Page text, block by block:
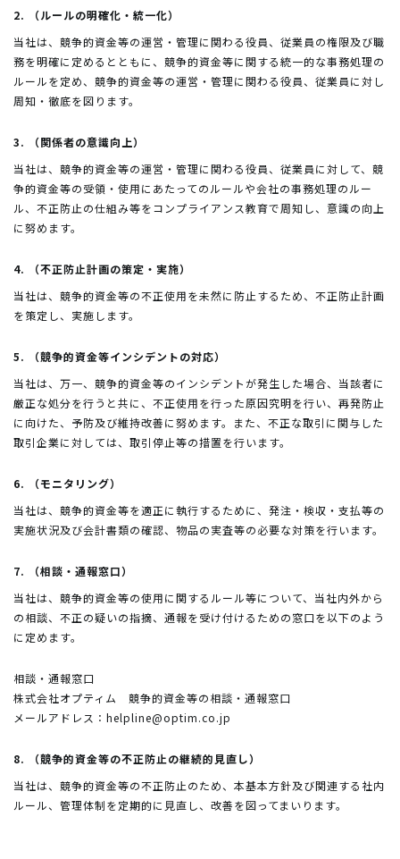
2. （ルールの明確化・統一化）
当社は、競争的資金等の運営・管理に関わる役員、従業員の権限及び職
務を明確に定めるとともに、競争的資金等に関する統一的な事務処理の
ルールを定め、競争的資金等の運営・管理に関わる役員、従業員に対し
周知・徹底を図ります。
3. （関係者の意識向上）
当社は、競争的資金等の運営・管理に関わる役員、従業員に対して、競
争的資金等の受領・使用にあたってのルールや会社の事務処理のルー
ル、不正防止の仕組み等をコンプライアンス教育で周知し、意識の向上
に努めます。
4. （不正防止計画の策定・実施）
当社は、競争的資金等の不正使用を未然に防止するため、不正防止計画
を策定し、実施します。
5. （競争的資金等インシデントの対応）
当社は、万一、競争的資金等のインシデントが発生した場合、当該者に
厳正な処分を行うと共に、不正使用を行った原因究明を行い、再発防止
に向けた、予防及び維持改善に努めます。また、不正な取引に関与した
取引企業に対しては、取引停止等の措置を行います。
6. （モニタリング）
当社は、競争的資金等を適正に執行するために、発注・検収・支払等の
実施状況及び会計書類の確認、物品の実査等の必要な対策を行います。
7. （相談・通報窓口）
当社は、競争的資金等の使用に関するルール等について、当社内外から
の相談、不正の疑いの指摘、通報を受け付けるための窓口を以下のよう
に定めます。
相談・通報窓口
株式会社オプティム 競争的資金等の相談・通報窓口
メールアドレス： helpline@optim.co.jp
8. （競争的資金等の不正防止の継続的見直し）
当社は、競争的資金等の不正防止のため、本基本方針及び関連する社内
ルール、管理体制を定期的に見直し、改善を図ってまいります。